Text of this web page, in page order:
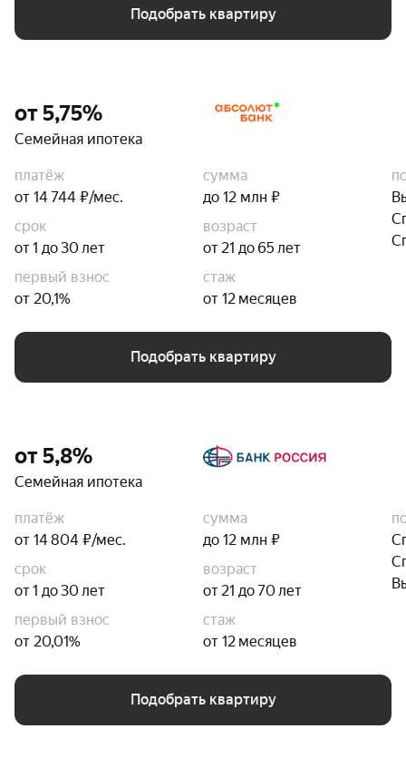
Подобрать квартиру
от 5,75%
Семейная ипотека
платёж
от 14 744 ₽/мес.
сумма
до 12 млн ₽
срок
от 1 до 30 лет
возраст
от 21 до 65 лет
первый взнос
от 20,1%
стаж
от 12 месяцев
Подобрать квартиру
от 5,8%
Семейная ипотека
платёж
от 14 804 ₽/мес.
сумма
до 12 млн ₽
срок
от 1 до 30 лет
возраст
от 21 до 70 лет
первый взнос
от 20,01%
стаж
от 12 месяцев
Подобрать квартиру